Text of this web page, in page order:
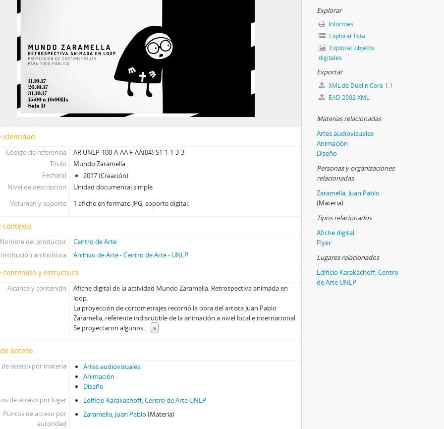
identidad
Código de referencia
AR UNLP-100-A-AA F-AA(04)-S1-1-1-3-3
Título
Mundo Zaramella
Fecha(s)
2017 (Creación)
Nivel de descripción
Unidad documental simple
Volumen y soporte
1 afiche en formato JPG, soporte digital.
contexto
Nombre del productor
Centro de Arte
Institución archivística
Archivo de Arte - Centro de Arte - UNLP
contenido y estructura
Alcance y contenido
Afiche digital de la actividad Mundo Zaramella. Retrospectiva animada en
loop.
La proyección de cortometrajes recorrió la obra del artista Juan Pablo
Zaramella, referente indiscutible de la animación a nivel local e internacional.
Se proyectaron algunos ... »
acceso
acceso por materia
Artes audiovisuales
Animación
Diseño
de acceso por lugar
Edificio Karakachoff, Centro de Arte UNLP
Puntos de acceso por
autoridad
Zaramella, Juan Pablo (Materia)
Explorar
Informes
Explorar lista
Explorar objetos
digitales
Exportar
XML de Dublin Core 1.1
EAD 2002 XML
Materias relacionadas
Artes audiovisuales
Animación
Diseño
Personas y organizaciones
relacionadas
Zaramella, Juan Pablo
(Materia)
Tipos relacionados
Afiche digital
Flyer
Lugares relacionados
Edificio Karakachoff, Centro
de Arte UNLP